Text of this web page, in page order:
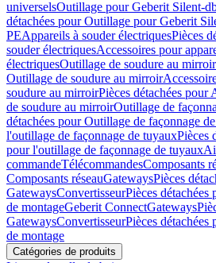
universelsOutillage pour Geberit Silent-
détachées pour Outillage pour Geberit
PEAppareils à souder électriquesPièces
souder électriquesAccessoires pour
électriquesOutillage de soudure au mirroir
Outillage de soudure au mirroir
soudure au mirroirPièces détachées pour
de soudure au mirroirOutillage de
détachées pour Outillage de façonnage
l'outillage de façonnage de tuyauxPièces
pour l'outillage de façonnage de tuyaux
commandeTélécommandesComposants
Composants réseauGatewaysPièces
GatewaysConvertisseurPièces détachées
de montageGeberit ConnectGateways
GatewaysConvertisseurPièces détachées
de montage
Catégories de produits